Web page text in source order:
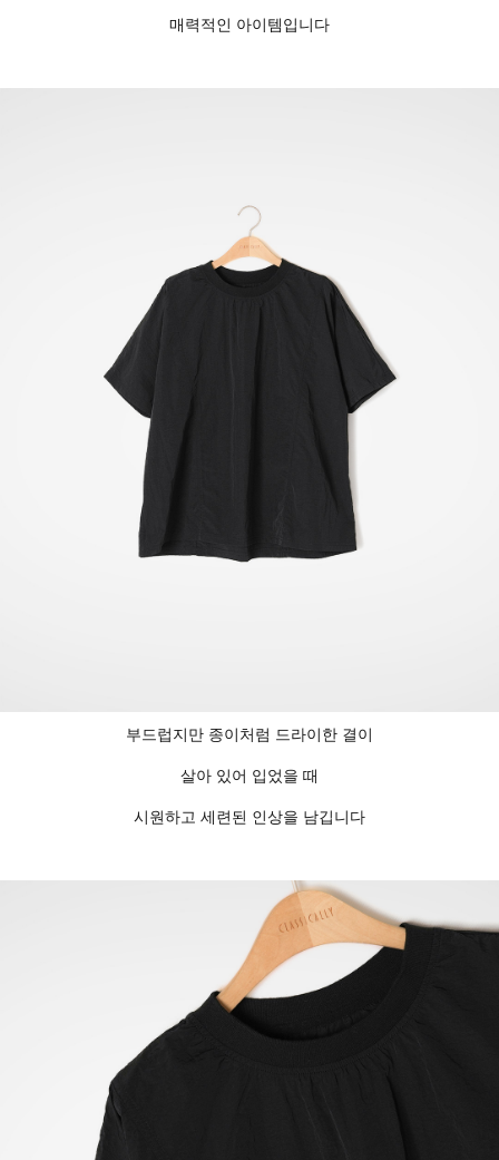
매력적인 아이템입니다
부드럽지만 종이처럼 드라이한 결이
살아 있어 입었을 때
시원하고 세련된 인상을 남깁니다